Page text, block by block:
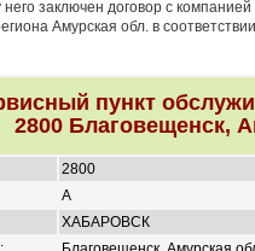
него заключен договор с
Амурская обл. в
пункт
2800 Благовещенск,
2800
A
ХАБАРОВСК